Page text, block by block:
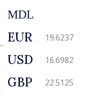
MDL
EUR 19.6237
USD 16.6982
GBP 22.5125